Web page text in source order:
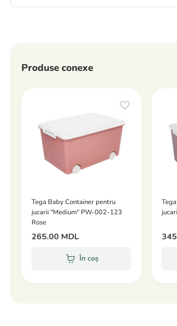
Produse conexe
Tega Baby Container pentru
jucarii "Medium" PW-002-123
Rose
265.00 MDL
În coș